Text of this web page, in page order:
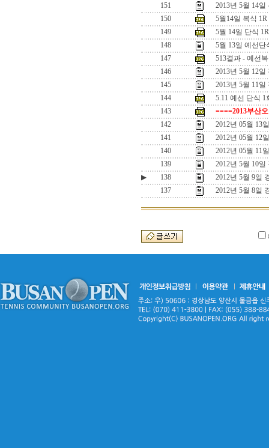
151
2013년 5월 14
150
5월14일 복식
149
5월 14일 단식
148
5월 13일 예선단
147
513결과 - 예선
146
2013년 5월 12
145
2013년 5월 11일
144
5.11 예선 단식 1
143
====2013부산
142
2012년 05월 13
141
2012년 05월 12
140
2012년 05월 11
139
2012년 5월 10일
▶
138
2012년 5월 9일
137
2012년 5월 8일